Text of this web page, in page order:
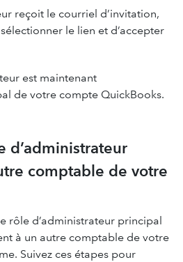
reçoit le courriel d’invitation,
le lien et d’accepter
est maintenant
de votre compte QuickBooks.
d’administrateur
comptable de votre
rôle d’administrateur principal
à un autre comptable de votre
Suivez ces étapes pour